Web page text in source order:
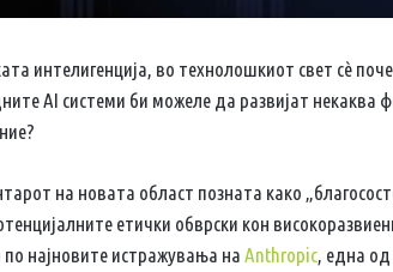
интелигенција, во технолошкиот свет сè
AI системи би можеле да развијат некаква
на новата област позната како
етички обврски кон
најновите истражувања на Anthropic, една од